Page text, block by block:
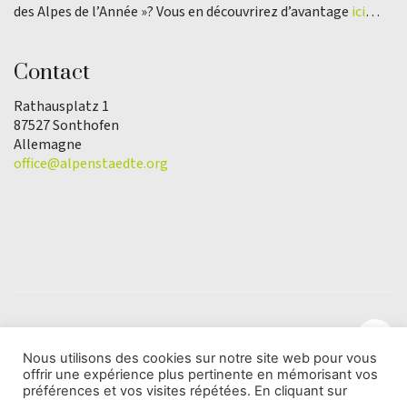
des Alpes de l’Année »? Vous en découvrirez d’avantage ici…
Contact
Rathausplatz 1
87527 Sonthofen
Allemagne
office@alpenstaedte.org
© Copyright 2025 | L'association Ville des Alpes de
Nous utilisons des cookies sur notre site web pour vous
offrir une expérience plus pertinente en mémorisant vos
préférences et vos visites répétées. En cliquant sur